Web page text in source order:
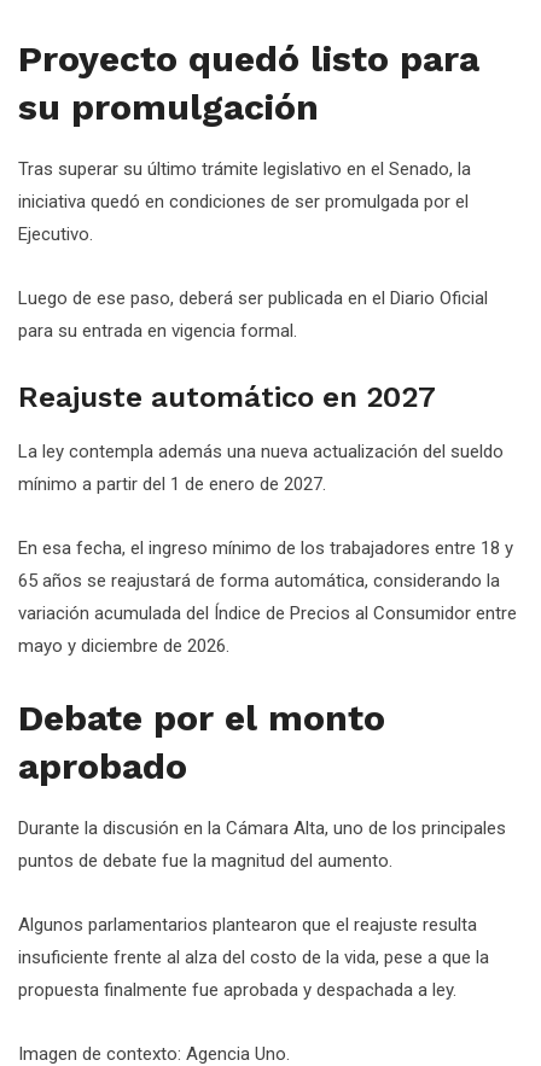
Proyecto quedó listo para
su promulgación
Tras superar su último trámite legislativo en el Senado, la
iniciativa quedó en condiciones de ser promulgada por el
Ejecutivo.
Luego de ese paso, deberá ser publicada en el Diario Oficial
para su entrada en vigencia formal.
Reajuste automático en 2027
La ley contempla además una nueva actualización del sueldo
mínimo a partir del 1 de enero de 2027.
En esa fecha, el ingreso mínimo de los trabajadores entre 18 y
65 años se reajustará de forma automática, considerando la
variación acumulada del Índice de Precios al Consumidor entre
mayo y diciembre de 2026.
Debate por el monto
aprobado
Durante la discusión en la Cámara Alta, uno de los principales
puntos de debate fue la magnitud del aumento.
Algunos parlamentarios plantearon que el reajuste resulta
insuficiente frente al alza del costo de la vida, pese a que la
propuesta finalmente fue aprobada y despachada a ley.
Imagen de contexto: Agencia Uno.